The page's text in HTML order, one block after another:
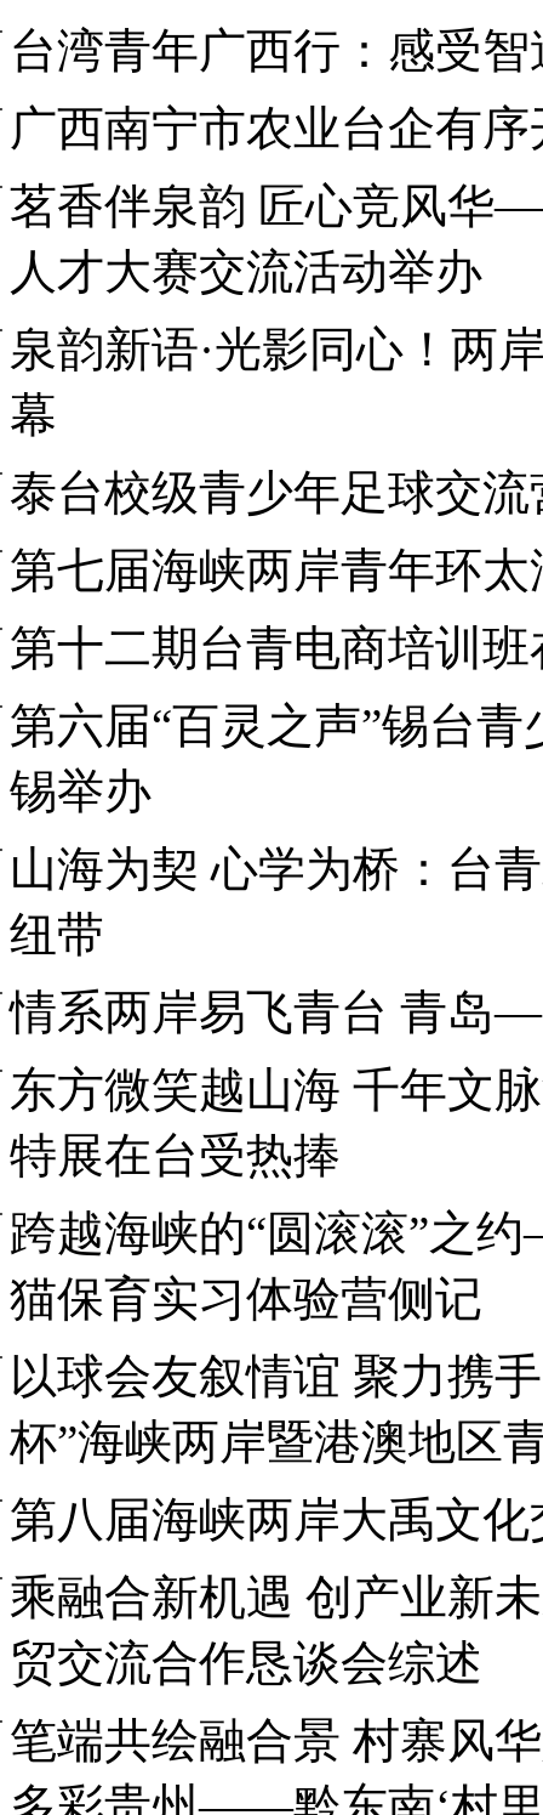
台湾青年广西行：感受
广西南宁市农业台企有
茗香伴泉韵 匠心竞风华
人才大赛交流活动举办
泉韵新语·光影同心！两
幕
泰台校级青少年足球交
第七届海峡两岸青年环
第十二期台青电商培训
第六届“百灵之声”锡台
锡举办
山海为契 心学为桥：台
纽带
情系两岸易飞青台 青岛
东方微笑越山海 千年文
特展在台受热捧
跨越海峡的“圆滚滚”之
猫保育实习体验营侧记
以球会友叙情谊 聚力携
杯”海峡两岸暨港澳地区
第八届海峡两岸大禹文
乘融合新机遇 创产业新
贸交流合作恳谈会综述
笔端共绘融合景 村寨风